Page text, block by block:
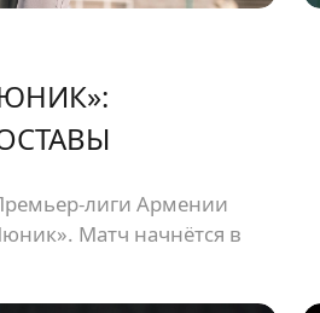
лиги Армении
Матч начнётся в